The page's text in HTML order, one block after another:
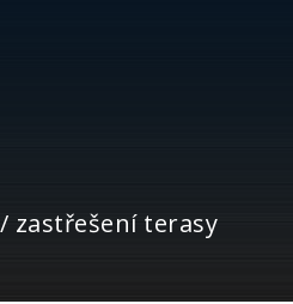
zastřešení terasy